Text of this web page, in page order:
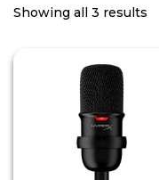
Showing all 3 results